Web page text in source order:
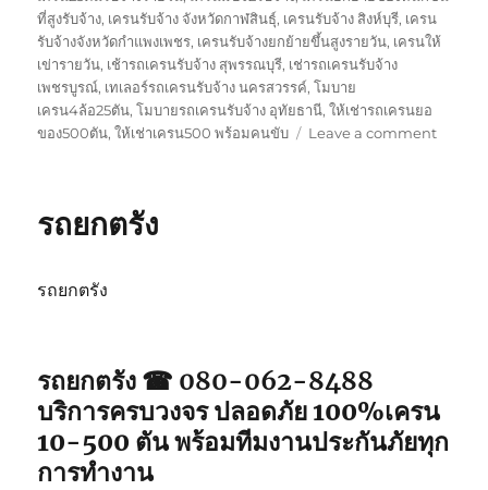
ที่สูงรับจ้าง, เครนรับจ้าง จังหวัดกาฬสินธุ์, เครนรับจ้าง สิงห์บุรี, เครน
รับจ้างจังหวัดกำแพงเพชร, เครนรับจ้างยกย้ายขึ้นสูงรายวัน, เครนให้
เข่ารายวัน, เช้ารถเครนรับจ้าง สุพรรณบุรี, เช่ารถเครนรับจ้าง
เพชรบูรณ์, เทเลอร์รถเครนรับจ้าง นครสวรรค์,โมบาย
เครน4ล้อ25ตัน,โมบายรถเครนรับจ้าง อุทัยธานี,ให้เช่ารถเครนยอ
ของ500ตัน,ให้เช่าเครน500 พร้อมคนขับ Leave a commenton
รถยกตรัง
รถยกตรัง
รถยกตรัง ☎ 080-062-8488
บริการครบวงจร ปลอดภัย 100%เครน
10-500 ตัน พร้อมทีมงานประกันภัยทุก
การทำงาน